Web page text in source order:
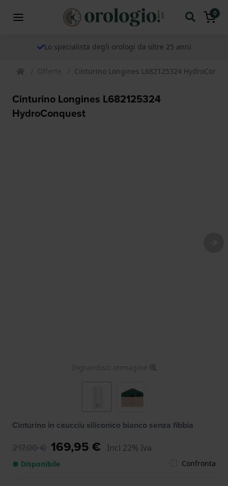
0
Lo specialista degli orologi da oltre 25 anni
Offerte Cinturino Longines L682125324
Cinturino Longines L682125324
HydroConquest
Ingrandisci immagine
Cinturino in caucciù siliconico bianco senza fibbia
217,00 € 169,95 € Incl 22% Iva
● Disponibile Confronta